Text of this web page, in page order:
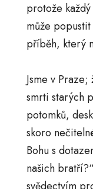
protože
může
příběh, který
Jsme v
smrti starých
potomků,
skoro
Bohu s
našich